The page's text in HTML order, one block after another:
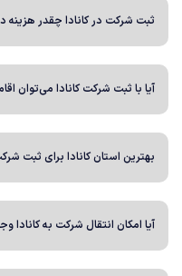
ثبت شرکت در کانادا چقدر هزینه
آیا با ثبت شرکت کانادا می‌توان
بهترین استان کانادا برای ثبت
آیا امکان انتقال شرکت به کانادا